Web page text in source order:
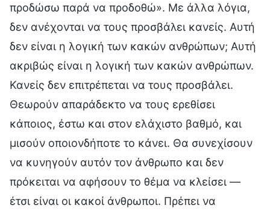
προδώσω παρά να προδοθώ». Με άλλα λόγια,
δεν ανέχονται να τους προσβάλει κανείς. Αυτή
δεν είναι η λογική των κακών ανθρώπων; Αυτή
ακριβώς είναι η λογική των κακών ανθρώπων.
Κανείς δεν επιτρέπεται να τους προσβάλει.
Θεωρούν απαράδεκτο να τους ερεθίσει
κάποιος, έστω και στον ελάχιστο βαθμό, και
μισούν οποιονδήποτε το κάνει. Θα συνεχίσουν
να κυνηγούν αυτόν τον άνθρωπο και δεν
πρόκειται να αφήσουν το θέμα να κλείσει —
έτσι είναι οι κακοί άνθρωποι. Πρέπει να